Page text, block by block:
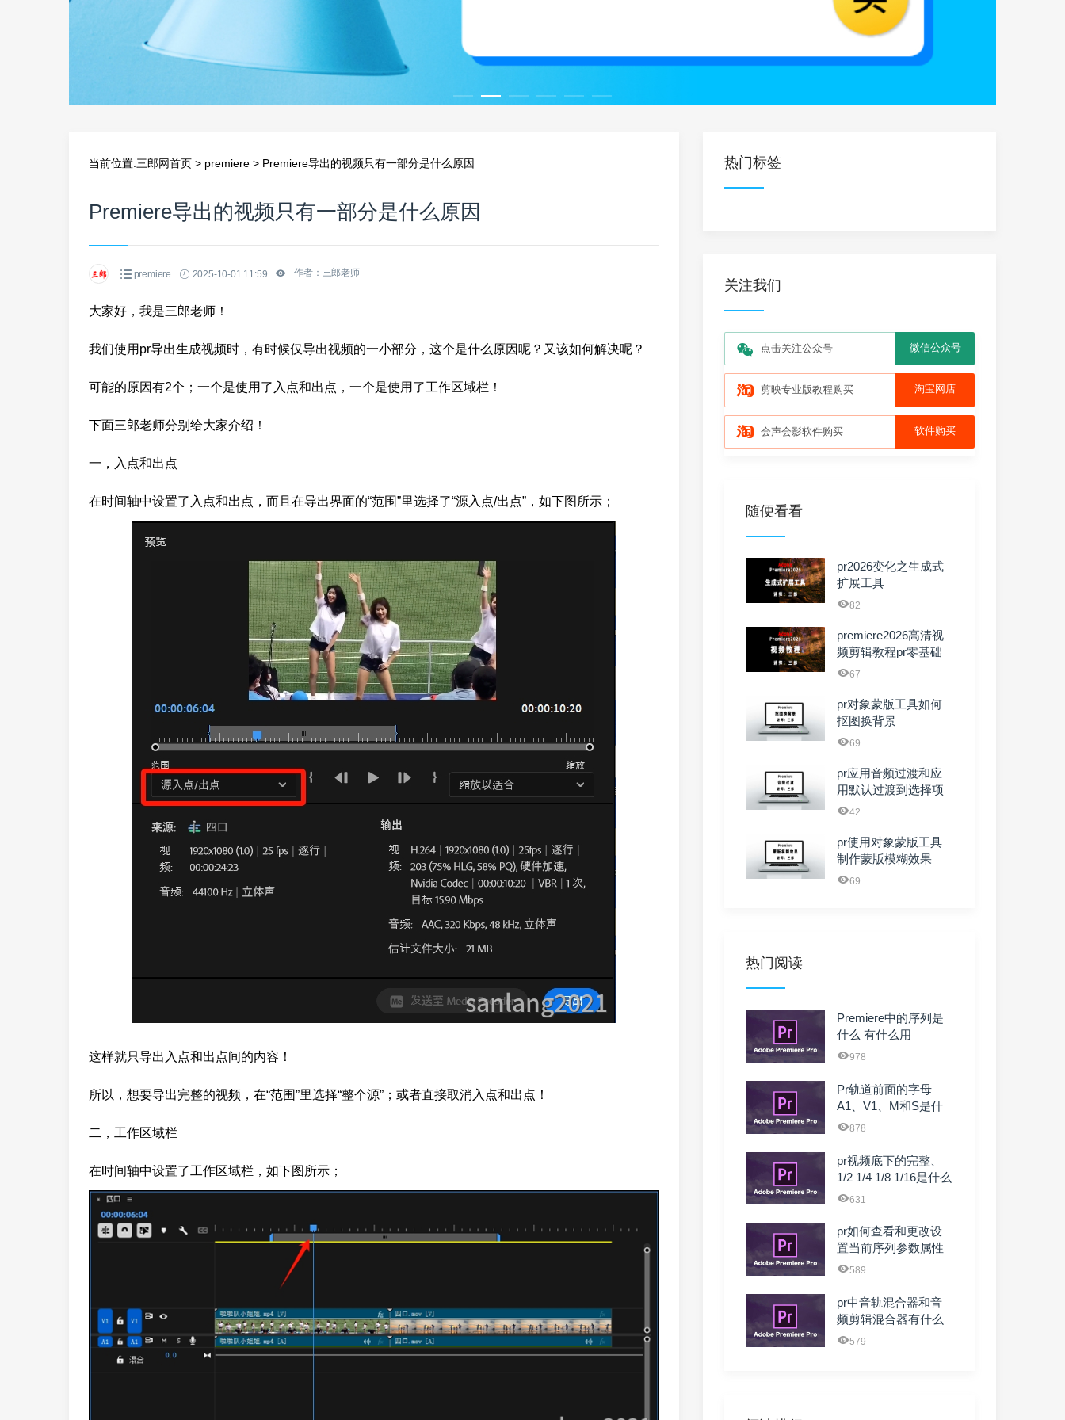
当前位置:三郎网首页 > premiere > Premiere导出的视频只有一部分是什么原因
Premiere导出的视频只有一部分是什么原因
premiere 2025-10-01 11:59 作者：三郎老师
大家好，我是三郎老师！
我们使用pr导出生成视频时，有时候仅导出视频的一小部分，这个是什么原因呢？又该如何解决呢？
可能的原因有2个；一个是使用了入点和出点，一个是使用了工作区域栏！
下面三郎老师分别给大家介绍！
一，入点和出点
在时间轴中设置了入点和出点，而且在导出界面的“范围”里选择了“源入点/出点”，如下图所示；
这样就只导出入点和出点间的内容！
所以，想要导出完整的视频，在“范围”里选择“整个源”；或者直接取消入点和出点！
二，工作区域栏
在时间轴中设置了工作区域栏，如下图所示；
热门标签
关注我们
点击关注公众号 微信公众号
剪映专业版教程购买 淘宝网店
会声会影软件购买 软件购买
随便看看
pr2026变化之生成式
扩展工具
82
premiere2026高清视
频剪辑教程pr零基础
自学课程适 ...
67
pr对象蒙版工具如何
抠图换背景
69
pr应用音频过渡和应
用默认过渡到选择项
有什么区别
42
pr使用对象蒙版工具
制作蒙版模糊效果
69
热门阅读
Premiere中的序列是
什么 有什么用
978
Pr轨道前面的字母
A1、V1、M和S是什
么简写 什么意思
878
pr视频底下的完整、
1/2 1/4 1/8 1/16是什么
意 ...
631
pr如何查看和更改设
置当前序列参数属性
589
pr中音轨混合器和音
频剪辑混合器有什么
区别？有什么作用？
579